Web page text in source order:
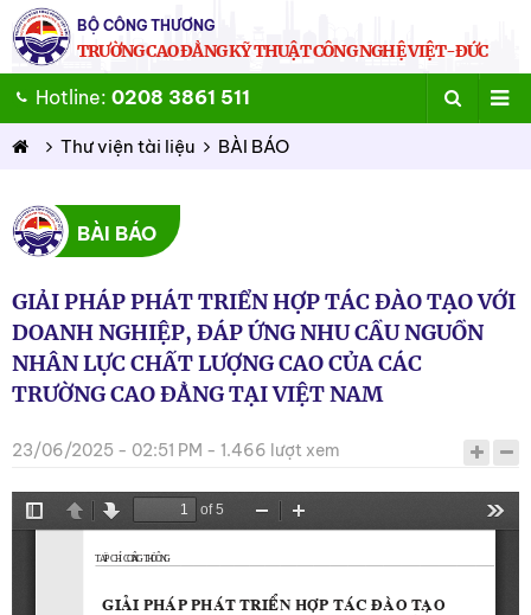
BỘ CÔNG THƯƠNG
TRƯỜNG CAO ĐẲNG KỸ THUẬT CÔNG NGHỆ VIỆT-ĐỨC
Hotline: 0208 3861 511
Thư viện tài liệu BÀI BÁO
BÀI BÁO
GIẢI PHÁP PHÁT TRIỂN HỢP TÁC ĐÀO TẠO VỚI
DOANH NGHIỆP, ĐÁP ỨNG NHU CẦU NGUỒN
NHÂN LỰC CHẤT LƯỢNG CAO CỦA CÁC
TRƯỜNG CAO ĐẲNG TẠI VIỆT NAM
23/06/2025 - 02:51 PM - 1.466 lượt xem